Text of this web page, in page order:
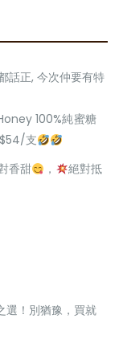
話正, 今次仲要有特
100%純蜜糖
支
香甜 ，
絕對抵
！別猶豫，買就